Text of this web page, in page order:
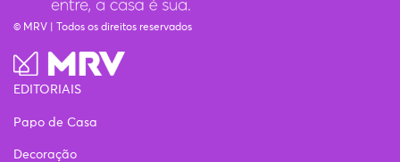
© MRV | Todos os direitos reservados
EDITORIAIS
Papo de Casa
Decoração